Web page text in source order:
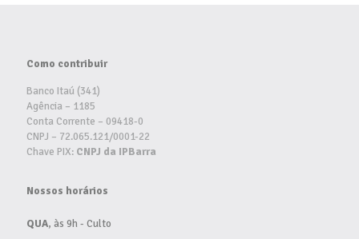
Como contribuir
Banco Itaú (341)
Agência – 1185
Conta Corrente – 09418-0
CNPJ – 72.065.121/0001-22
Chave PIX: CNPJ da IPBarra
Nossos horários
QUA, às 9h - Culto